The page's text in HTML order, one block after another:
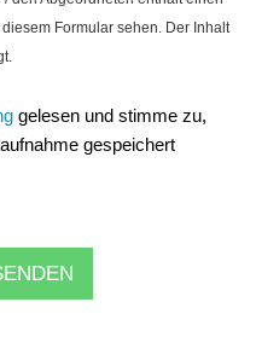
Formular sehen. Der Inhalt
gelesen und stimme zu,
gespeichert